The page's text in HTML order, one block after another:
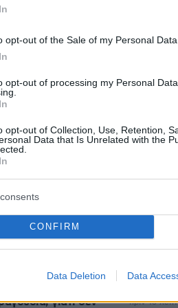
opt-out of the Sale of my Personal Data.
opt-out of processing my Personal
opt-out of Collection, Use, Retention,
Data that Is Unrelated with the
CONFIRM
Data Deletion Data
protothema.gr στο Google
Ειδήσεις
από την
στο
για
και απείθεια
Η γνήσια
γιατί δεν
A$AP
ψυγείο;
πριν 11
πριν 13